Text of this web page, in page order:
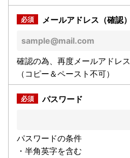
メールアドレス（確認）
確認の為、再度メールアドレ
（コピー＆ペースト不可）
パスワード
パスワードの条件
・半角英字を含む